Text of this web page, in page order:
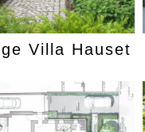
Villa Hauset